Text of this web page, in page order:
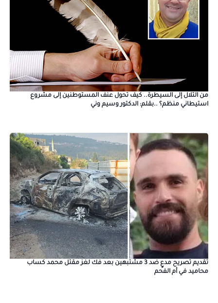
من التلال إلى السيطرة.. كيف تحول عنف المستوطنين إلى مشروع
استيطاني منظم؟ ..بقلم: الدكتور وسيم وني
تقديم تصريح مدعٍ ضد 3 مشتبهين بعد فك لغز مقتل محمد كساب
محاميد في أم الفحم